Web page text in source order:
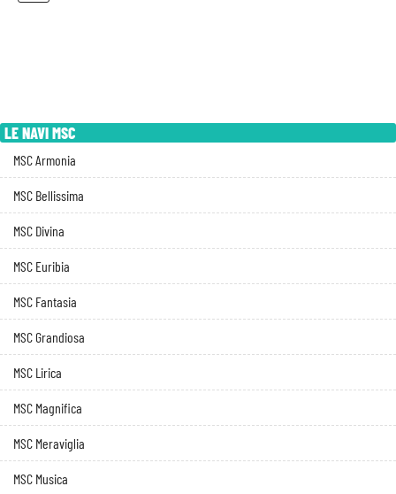
LE NAVI MSC
MSC Armonia
MSC Bellissima
MSC Divina
MSC Euribia
MSC Fantasia
MSC Grandiosa
MSC Lirica
MSC Magnifica
MSC Meraviglia
MSC Musica